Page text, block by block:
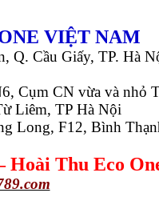
VIỆT NAM
Q. Cầu Giấy, TP. Hà
Cụm CN vừa và nhỏ
Liêm, TP Hà Nội
Long, F12, Bình
Hoài Thu Eco